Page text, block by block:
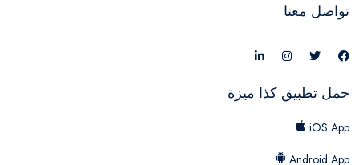
تواصل معنا
حمل تطبيق كذا ميزة
iOS App
Android App